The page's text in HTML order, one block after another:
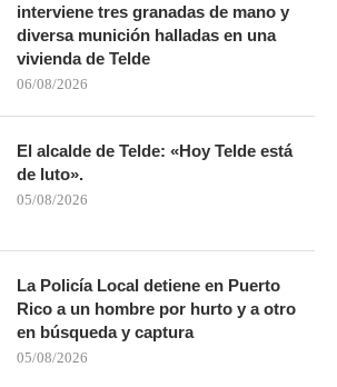
interviene tres granadas de mano y
diversa munición halladas en una
vivienda de Telde
06/08/2026
El alcalde de Telde: «Hoy Telde está
de luto».
05/08/2026
La Policía Local detiene en Puerto
Rico a un hombre por hurto y a otro
en búsqueda y captura
05/08/2026